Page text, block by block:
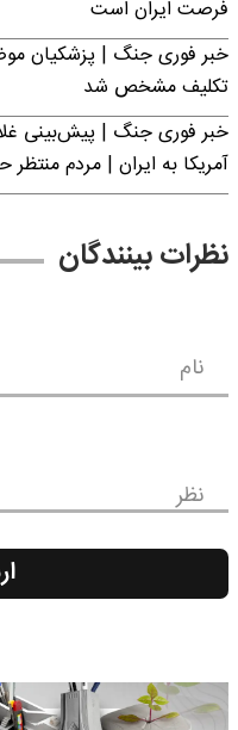
فرصت ایران است
خبر فوری جنگ | پزشکیان
تکلیف مشخص شد
خبر فوری جنگ | پیش‌بینی
آمریکا به ایران | مردم منتظر
نظرات بینندگان
نام
نظر